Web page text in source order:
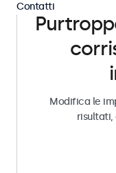
Modifica le
risultati,
Contatti